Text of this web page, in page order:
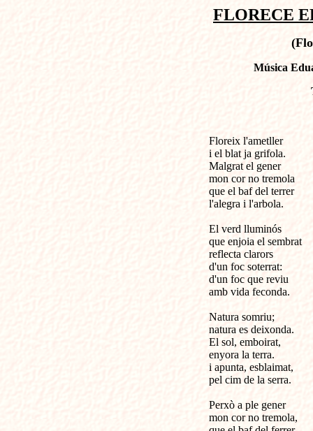
FLORECE
Música
Floreix
i el blat ja grifola.
Malgrat el gener
mon cor no tremola
que el baf del terrer
l'alegra i l'arbola.
El verd lluminós
que enjoia el sembrat
reflecta clarors
d'un foc soterrat:
d'un foc que reviu
amb vida feconda.
Natura somriu;
natura es deixonda.
El sol, emboirat,
enyora la terra.
i apunta, esblaimat,
pel cim de la serra.
Perxò a ple gener
mon cor no tremola,